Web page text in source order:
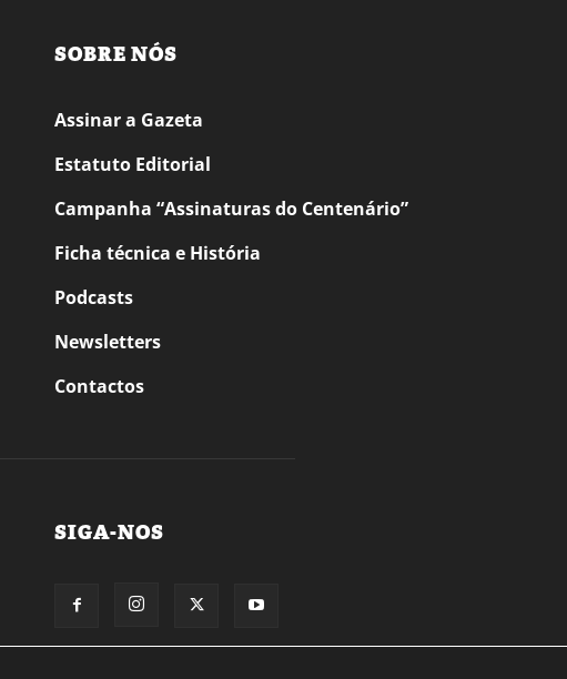
SOBRE NÓS
Assinar a Gazeta
Estatuto Editorial
Campanha “Assinaturas do Centenário”
Ficha técnica e História
Podcasts
Newsletters
Contactos
SIGA-NOS